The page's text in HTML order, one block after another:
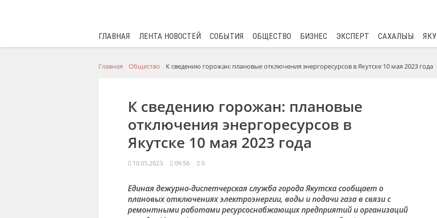
ГЛАВНАЯ ЛЕНТА НОВОСТЕЙ СОБЫТИЯ ОБЩЕСТВО БИЗНЕС ЭКСПЕРТ САХАЛЫЫ
Главная Общество К сведению горожан: плановые отключения энергоресурсов в Якутске 10 мая 2023 года
К сведению горожан: плановые
отключения энергоресурсов в
Якутске 10 мая 2023 года
10.05.2023 09:56 0
Единая дежурно-диспетчерская служба города Якутска сообщает о
плановых отключениях электроэнергии, воды и подачи газа в связи с
ремонтными работами ресурсоснабжающих предприятий и организаций